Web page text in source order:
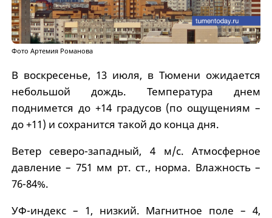
Фото Артемия Романова
В воскресенье, 13 июля, в Тюмени ожидается
небольшой дождь. Температура днем
поднимется до +14 градусов (по ощущениям –
до +11) и сохранится такой до конца дня.
Ветер северо-западный, 4 м/с. Атмосферное
давление – 751 мм рт. ст., норма. Влажность –
76-84%.
УФ-индекс – 1, низкий. Магнитное поле – 4,